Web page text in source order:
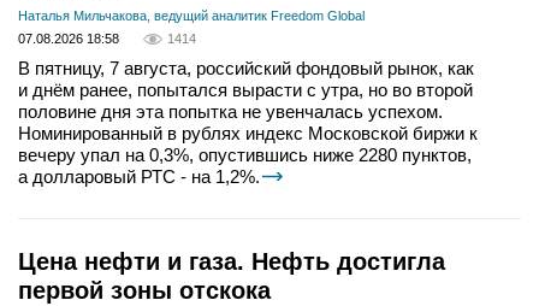
Наталья Мильчакова, ведущий аналитик Freedom Global
07.08.2026 18:58
1414
В пятницу, 7 августа, российский фондовый рынок, как
и днём ранее, попытался вырасти с утра, но во второй
половине дня эта попытка не увенчалась успехом.
Номинированный в рублях индекс Московской биржи к
вечеру упал на 0,3%, опустившись ниже 2280 пунктов,
а долларовый РТС - на 1,2%.
Цена нефти и газа. Нефть достигла
первой зоны отскока